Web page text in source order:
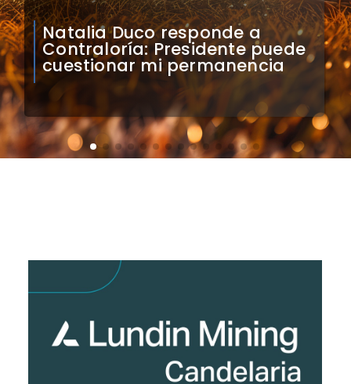
Colo Colo confirma artistas
para bienvenida a Vozinha en
el Monumental